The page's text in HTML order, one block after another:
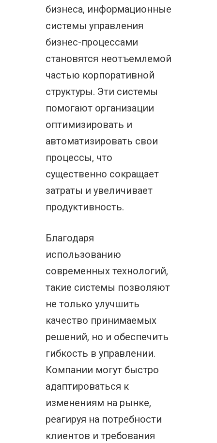
бизнеса, информационные
системы управления
бизнес-процессами
становятся неотъемлемой
частью корпоративной
структуры. Эти системы
помогают организации
оптимизировать и
автоматизировать свои
процессы, что
существенно сокращает
затраты и увеличивает
продуктивность.
Благодаря
использованию
современных технологий,
такие системы позволяют
не только улучшить
качество принимаемых
решений, но и обеспечить
гибкость в управлении.
Компании могут быстро
адаптироваться к
изменениям на рынке,
реагируя на потребности
клиентов и требования